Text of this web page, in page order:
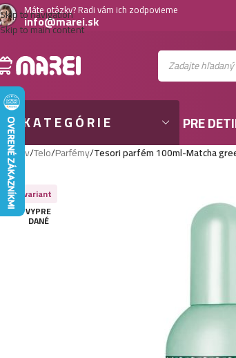
Skip to navigation
Skip to main content
Máte otázky? Radi vám ich zodpovieme
info@marei.sk
KATEGÓRIE PRE DETI
Domov/Telo/Parfémy/Tesori parfém 100ml-Matcha
VYPRE
DANÉ
Viac variant